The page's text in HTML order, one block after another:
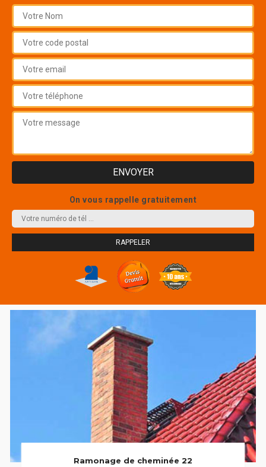
On vous rappelle gratuitement
Ramonage de cheminée 22